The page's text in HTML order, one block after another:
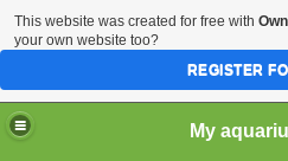
My
This website was created for free with
your own website too?
REGISTER